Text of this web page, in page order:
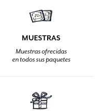
MUESTRAS
Muestras ofrecidas
en todos sus paquetes